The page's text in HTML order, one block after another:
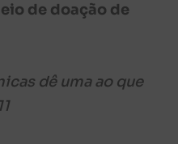
de doação de
dê uma ao que